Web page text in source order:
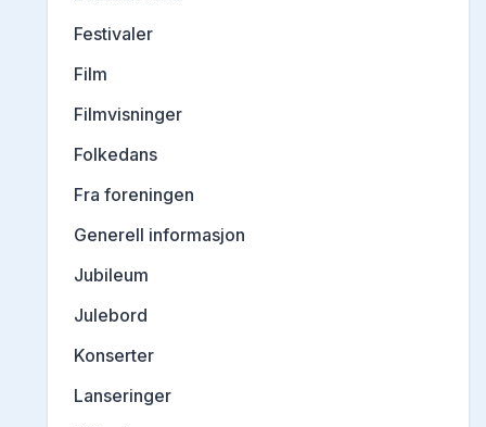
Festivaler
Film
Filmvisninger
Folkedans
Fra foreningen
Generell informasjon
Jubileum
Julebord
Konserter
Lanseringer